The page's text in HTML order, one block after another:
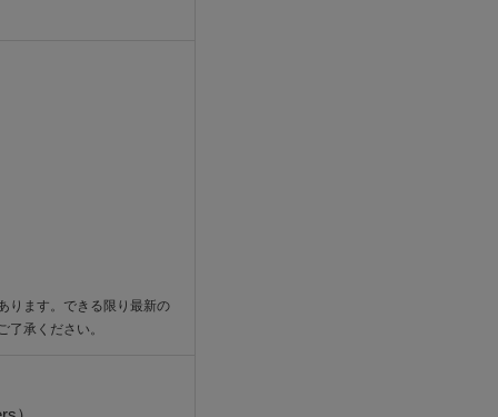
ります。できる限り最新の
承ください。